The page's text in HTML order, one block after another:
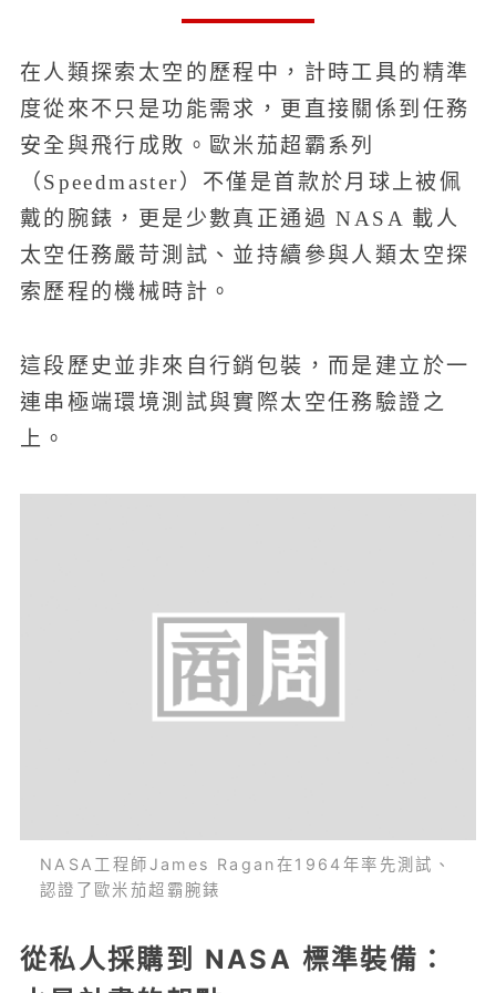
在人類探索太空的歷程中，計時工具的精準
度從來不只是功能需求，更直接關係到任務
安全與飛行成敗。歐米茄超霸系列
（Speedmaster）不僅是首款於月球上被佩
戴的腕錶，更是少數真正通過 NASA 載人
太空任務嚴苛測試、並持續參與人類太空探
索歷程的機械時計。
這段歷史並非來自行銷包裝，而是建立於一
連串極端環境測試與實際太空任務驗證之
上。
NASA工程師James Ragan在1964年率先測試、
認證了歐米茄超霸腕錶
從私人採購到 NASA 標準裝備：